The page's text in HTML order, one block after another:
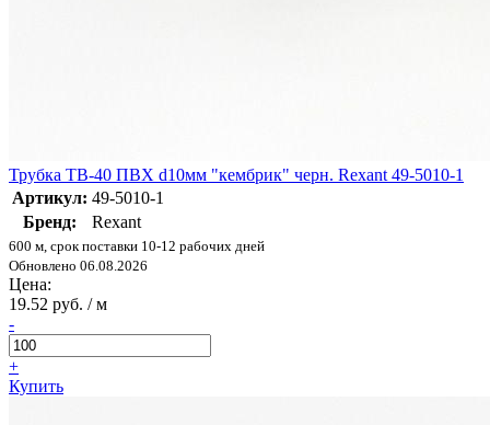
Трубка ТВ-40 ПВХ d10мм "кембрик" черн. Rexant 49-5010-1
Артикул: 49-5010-1
Бренд:
Rexant
600 м, срок поставки 10-12 рабочих дней
Обновлено 06.08.2026
Цена:
19.52 руб. / м
-
+
Купить